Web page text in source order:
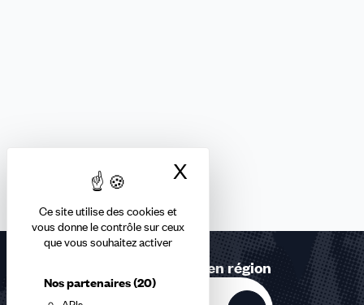
Ce site utilise des cookies et
vous donne le contrôle sur ceux
que vous souhaitez activer
Nos partenaires(20)
X
Retrouvez-nous en région